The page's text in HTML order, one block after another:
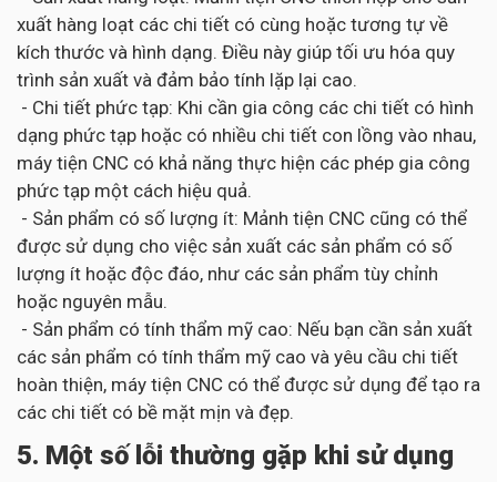
xuất hàng loạt các chi tiết có cùng hoặc tương tự về
kích thước và hình dạng. Điều này giúp tối ưu hóa quy
trình sản xuất và đảm bảo tính lặp lại cao.
- Chi tiết phức tạp: Khi cần gia công các chi tiết có hình
dạng phức tạp hoặc có nhiều chi tiết con lồng vào nhau,
máy tiện CNC có khả năng thực hiện các phép gia công
phức tạp một cách hiệu quả.
- Sản phẩm có số lượng ít: Mảnh tiện CNC cũng có thể
được sử dụng cho việc sản xuất các sản phẩm có số
lượng ít hoặc độc đáo, như các sản phẩm tùy chỉnh
hoặc nguyên mẫu.
- Sản phẩm có tính thẩm mỹ cao: Nếu bạn cần sản xuất
các sản phẩm có tính thẩm mỹ cao và yêu cầu chi tiết
hoàn thiện, máy tiện CNC có thể được sử dụng để tạo ra
các chi tiết có bề mặt mịn và đẹp.
5. Một số lỗi thường gặp khi sử dụng